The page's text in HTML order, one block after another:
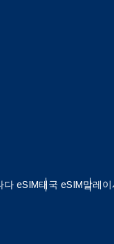
다 eSIM태국 eSIM말레